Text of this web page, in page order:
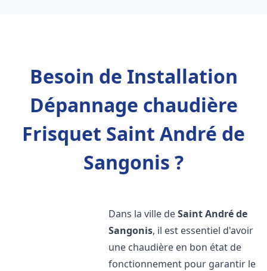
Besoin de Installation
Dépannage chaudière
Frisquet Saint André de
Sangonis ?
Dans la ville deSaint André de
Sangonis, il est essentiel d'avoir
une chaudière en bon état de
fonctionnement pour garantir le